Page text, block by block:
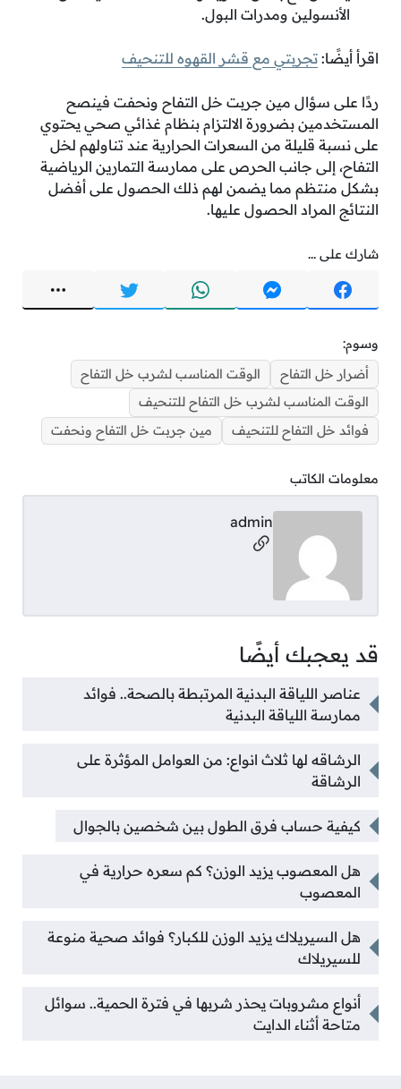
الأنسولين ومدرات البول.
اقرأ أيضًا: تجربتي مع قشر القهوه للتنحيف
ردًا على سؤال مين جربت خل التفاح ونحفت فينصح
المستخدمين بضرورة الالتزام بنظام غذائي صحي يحتوي
على نسبة قليلة من السعرات الحرارية عند تناولهم لخل
التفاح، إلى جانب الحرص على ممارسة التمارين الرياضية
بشكل منتظم مما يضمن لهم ذلك الحصول على أفضل
النتائج المراد الحصول عليها.
شارك على ...
وسوم:
أضرار خل التفاح
الوقت المناسب لشرب خل التفاح
الوقت المناسب لشرب خل التفاح للتنحيف
فوائد خل التفاح للتنحيف
مين جربت خل التفاح ونحفت
معلومات الكاتب
admin
مواقع التواصل
قد يعجبك أيضًا
عناصر اللياقة البدنية المرتبطة بالصحة.. فوائد
ممارسة اللياقة البدنية
الرشاقه لها ثلاث انواع: من العوامل المؤثرة على
الرشاقة
كيفية حساب فرق الطول بين شخصين بالجوال
هل المعصوب يزيد الوزن؟ كم سعره حرارية في
المعصوب
هل السيريلاك يزيد الوزن للكبار؟ فوائد صحية منوعة
للسيريلاك
أنواع مشروبات يحذر شربها في فترة الحمية.. سوائل
متاحة أثناء الدايت